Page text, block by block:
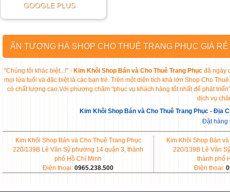
GOOGLE PLUS
ẤN TƯỢNG HÀ SHOP CHO THUÊ TRANG PHỤC GIÁ
"Chúng tôi khác biệt...!" - Kim Khôi Shop Bán và Cho Thuê Trang Phụcđã ngày
mọi lứa tuổi và đặc biệt là các bạn trẻ. Trên một diện tích khá lớn Shop Cho
có chất lượng cao.Với phương châm "phục vụ khách hàng tốt nhất để phát
dịch vụ
Kim Khôi Shop Bán và Cho Thuê Trang Phục - Địa
Đặt hàng
Kim Khôi Shop Bán và Cho Thuê Trang Phục
220/139B Lê Văn Sỹ phường 14 quận 3, thành
phố Hồ Chí Minh
Điện thoại: 0965.238.500
Kim Khôi Shop Bán
220/139B Lê Văn
thành phố
Điện thoại: